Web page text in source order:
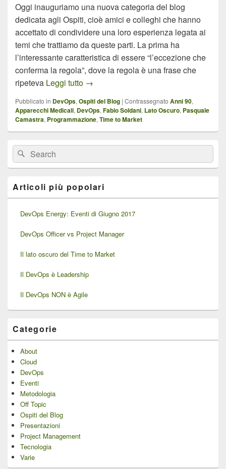
Oggi inauguriamo una nuova categoria del blog
dedicata agli Ospiti, cioè amici e colleghi che hanno
accettato di condividere una loro esperienza legata ai
temi che trattiamo da queste parti. La prima ha
l’interessante caratteristica di essere “l’eccezione che
conferma la regola”, dove la regola è una frase che
ripeteva Leggi tutto Il lato oscuro del Time to Market
→
Pubblicato in DevOps, Ospiti del Blog | Contrassegnato Anni 90,
Apparecchi Medicali, DevOps, Fabio Soldani, Lato Oscuro, Pasquale
Camastra, Programmazione, Time to Market
Area
widget
barra
laterale
Cerca:Cerca
Articoli più popolari
DevOps Energy: Eventi di Giugno 2017
DevOps Officer vs Project Manager
Il lato oscuro del Time to Market
Il DevOps è Leadership
Il DevOps NON è Agile
Categorie
About
Cloud
DevOps
Eventi
Metodologia
Off Topic
Ospiti del Blog
Presentazioni
Project Management
Tecnologia
Varie